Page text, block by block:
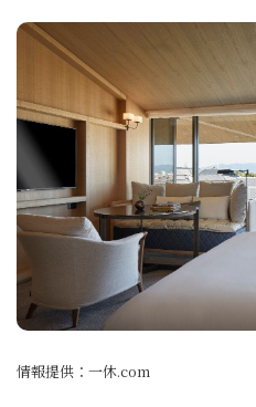
情報提供：一休.com